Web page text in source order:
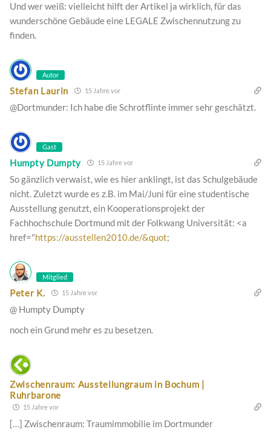
Und wer weiß: vielleicht hilft der Artikel ja wirklich, für das
wunderschöne Gebäude eine LEGALE Zwischennutzung zu
finden.
Autor
Stefan Laurin 15 Jahre vor
@Dortmunder: Ich habe die Schrotflinte immer sehr geschätzt.
Gast
Humpty Dumpty 15 Jahre vor
So gänzlich verwaist, wie es hier anklingt, ist das Schulgebäude
nicht. Zuletzt wurde es z.B. im Mai/Juni für eine studentische
Ausstellung genutzt, ein Kooperationsprojekt der
Fachhochschule Dortmund mit der Folkwang Universität: <a
href="https://ausstellen2010.de/&quot;
Mitglied
Peter K. 15 Jahre vor
@ Humpty Dumpty
noch ein Grund mehr es zu besetzen.
Zwischenraum: Ausstellungraum in Bochum |
Ruhrbarone
15 Jahre vor
[…] Zwischenraum: Traumimmobilie im Dortmunder